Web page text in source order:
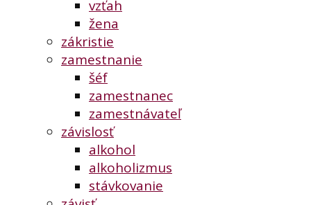
vzťah
žena
zákristie
zamestnanie
šéf
zamestnanec
zamestnávateľ
závislosť
alkohol
alkoholizmus
stávkovanie